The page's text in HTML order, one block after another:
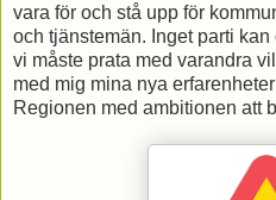
vara för och stå upp för
och tjänstemän. Inget parti
vi måste prata med varandra
med mig mina nya
Regionen med ambitionen att